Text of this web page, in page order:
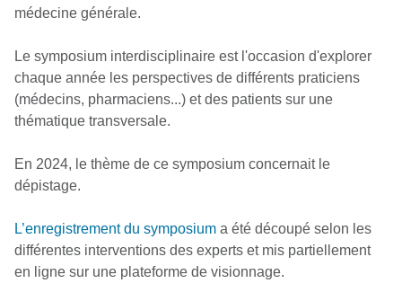
médecine générale.
Le symposium interdisciplinaire est l'occasion d'explorer
chaque année les perspectives de différents praticiens
(médecins, pharmaciens...) et des patients sur une
thématique transversale.
En 2024, le thème de ce symposium concernait le
dépistage.
L’enregistrement du symposium a été découpé selon les
différentes interventions des experts et mis partiellement
en ligne sur une plateforme de visionnage.